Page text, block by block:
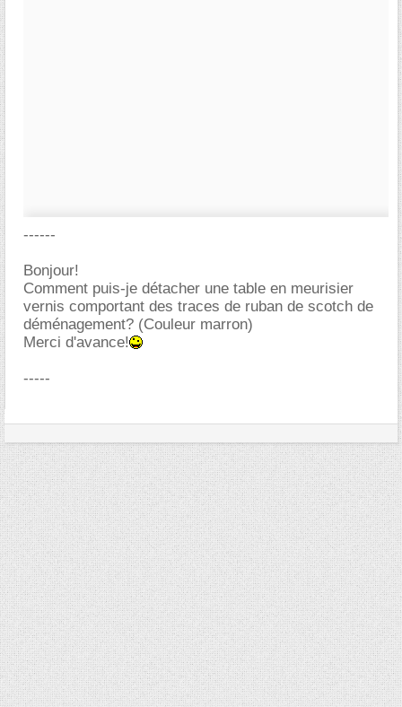
------
Bonjour!
Comment puis-je détacher une table en meurisier
vernis comportant des traces de ruban de scotch de
déménagement? (Couleur marron)
Merci d'avance!
-----